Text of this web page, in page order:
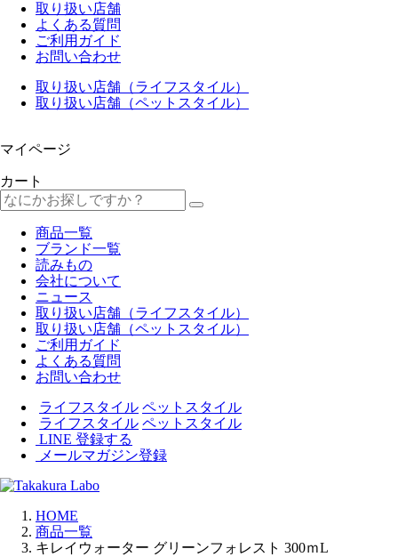
取り扱い店舗
よくある質問
ご利用ガイド
お問い合わせ
取り扱い店舗（ライフスタイル）
取り扱い店舗（ペットスタイル）
マイページ
カート
商品一覧
ブランド一覧
読みもの
会社について
ニュース
取り扱い店舗（ライフスタイル）
取り扱い店舗（ペットスタイル）
ご利用ガイド
よくある質問
お問い合わせ
ライフスタイル ペットスタイル
ライフスタイル ペットスタイル
LINE 登録する
メールマガジン登録
HOME
商品一覧
キレイウォーター グリーンフォレスト 300ｍL